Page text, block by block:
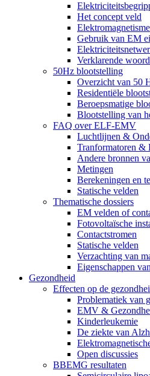
Het concept veld
Elektromagnetisme
Gebruik van EM
Verklarende
50Hz blootstelling
Overzicht van 50
Residentiële
Beroepsmatige
Blootstelling van
FAQ over ELF-EMV
Luchtlijnen &
Tranformatoren &
Andere bronnen
Metingen
Berekeningen en
Statische velden
Thematische dossiers
EM velden of
Fotovoltaïsche
Contactstromen
Statische velden
Verzachting van
Eigenschappen
Gezondheid
Effecten op de
Problematiek van
EMV &
Kinderleukemie
De ziekte van
Open discussies
BBEMG resultaten